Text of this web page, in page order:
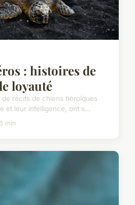
: histoires de
loyauté
récits de chiens héroïques
et leur intelligence, ont s...
min